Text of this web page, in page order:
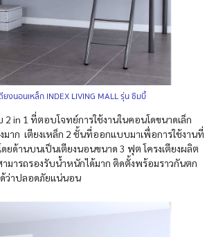
ยงนอนเหล็ก INDEX LIVING MALL รุ่น ซิมบี้
in 1 ที่ตอบโจทย์การใช้งานในคอนโดขนาดเล็ก
าก เตียงเหล็ก 2 ชั้นที่ออกแบบมาเพื่อการใช้งานที่
ยด้านบนเป็นเตียงนอนขนาด 3 ฟุต โครงเตียงผลิต
มารถรองรับน้ำหนักได้มาก ติดตั้งพร้อมราวกันตก
ด้ว่าปลอดภัยแน่นอน